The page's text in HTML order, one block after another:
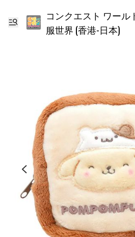
コンクエスト ワールド 征
服世界 (香港-日本)